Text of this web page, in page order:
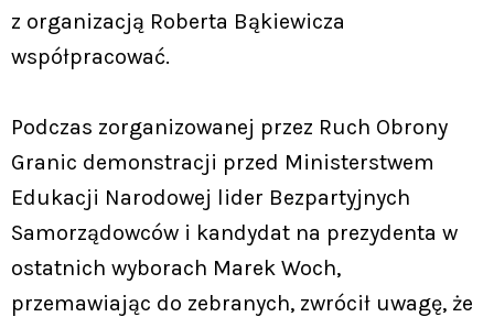
z organizacją Roberta Bąkiewicza
współpracować.
Podczas zorganizowanej przez Ruch Obrony
Granic demonstracji przed Ministerstwem
Edukacji Narodowej lider Bezpartyjnych
Samorządowców i kandydat na prezydenta w
ostatnich wyborach Marek Woch,
przemawiając do zebranych, zwrócił uwagę, że